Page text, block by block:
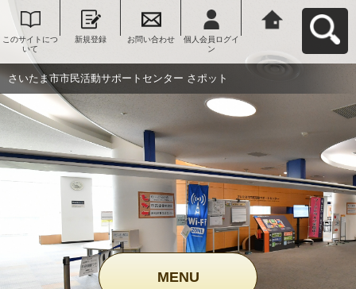
このサイトにつ
いて
新規登録 お問い合わせ
個人会員ログイ
ン
ンター さポット
へ戻る
さいたま市市民活動サポートセンター さポット
MENU